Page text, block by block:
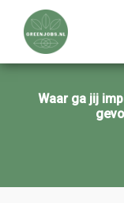
Waar ga jij